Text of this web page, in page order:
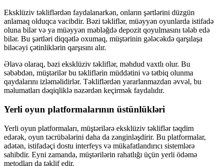
Eksklüziv təkliflərdən faydalanarkən, onların şərtlərini düzgün
anlamaq olduqca vacibdir. Bəzi təkliflər, müəyyən oyunlarda istifadə
oluna bilər və ya müəyyən məbləğdə depozit qoyulmasını tələb edə
bilər. Bu şərtləri diqqətlə oxumaq, müştərinin gələcəkdə qarşılaşa
biləcəyi çətinliklərin qarşısını alır.
Əlavə olaraq, bəzi eksklüziv təkliflər, məhdud vaxtlı olur. Bu
səbəbdən, müştərilər bu təkliflərin müddətini və tətbiq olunma
qaydalarını izləməlidirlər. Təkliflərdən yararlanmazdan əvvəl, bu
məlumatları dəqiqliklə nəzərdən keçirmək faydalıdır.
Yerli oyun platformalarının üstünlükləri
Yerli oyun platformaları, müştərilərə eksklüziv təkliflər təqdim
edərək, oyun təcrübələrini daha da zənginləşdirir. Bu platformalar,
adətən, istifadəçi dostu interfeys və mükafatlandırıcı sistemlərə
sahibdir. Eyni zamanda, müştərilərin rahatlığı üçün yerli ödəmə
metodları da təklif edir.